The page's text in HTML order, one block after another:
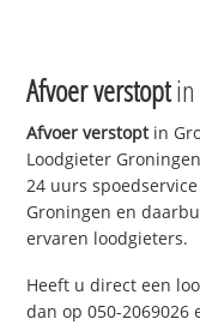
Afvoer verstoptin
Afvoer verstoptin
Loodgieter
24 uurs
Groningen en
ervaren loodgieters.
Heeft u direct een
dan op 050-